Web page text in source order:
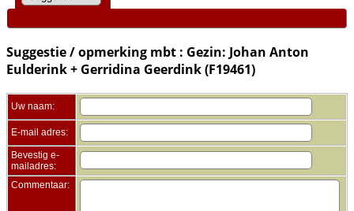
Suggestie / opmerking mbt : Gezin: Johan Anton
Eulderink + Gerridina Geerdink (F19461)
Uw naam:
E-mail adres:
Bevestig e-
mailadres:
Commentaar: